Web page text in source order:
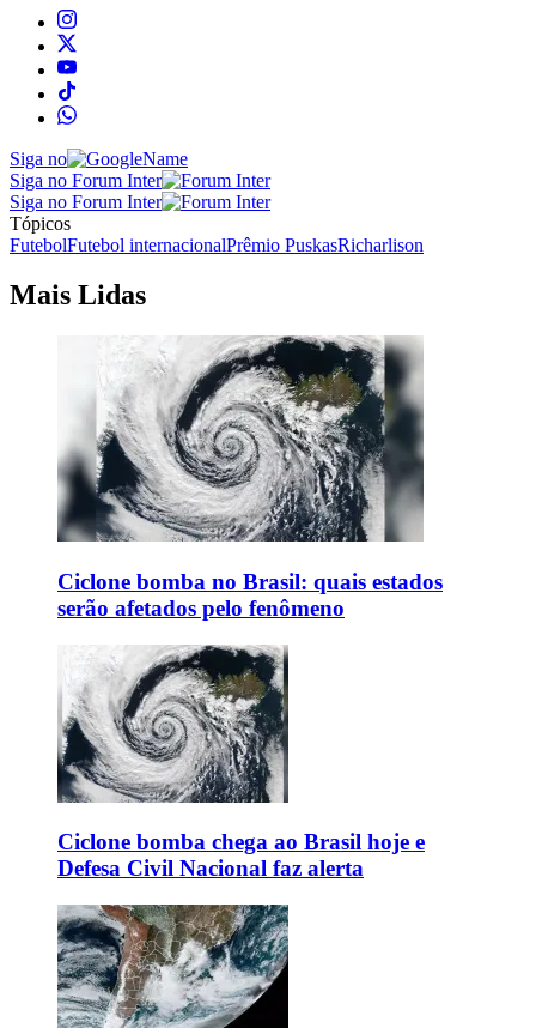
Siga no
Siga no Forum Inter
Siga no Forum Inter
Tópicos
FutebolFutebol internacionalPrêmio PuskasRicharlison
Mais Lidas
Ciclone bomba no Brasil: quais estados
serão afetados pelo fenômeno
Ciclone bomba chega ao Brasil hoje e
Defesa Civil Nacional faz alerta